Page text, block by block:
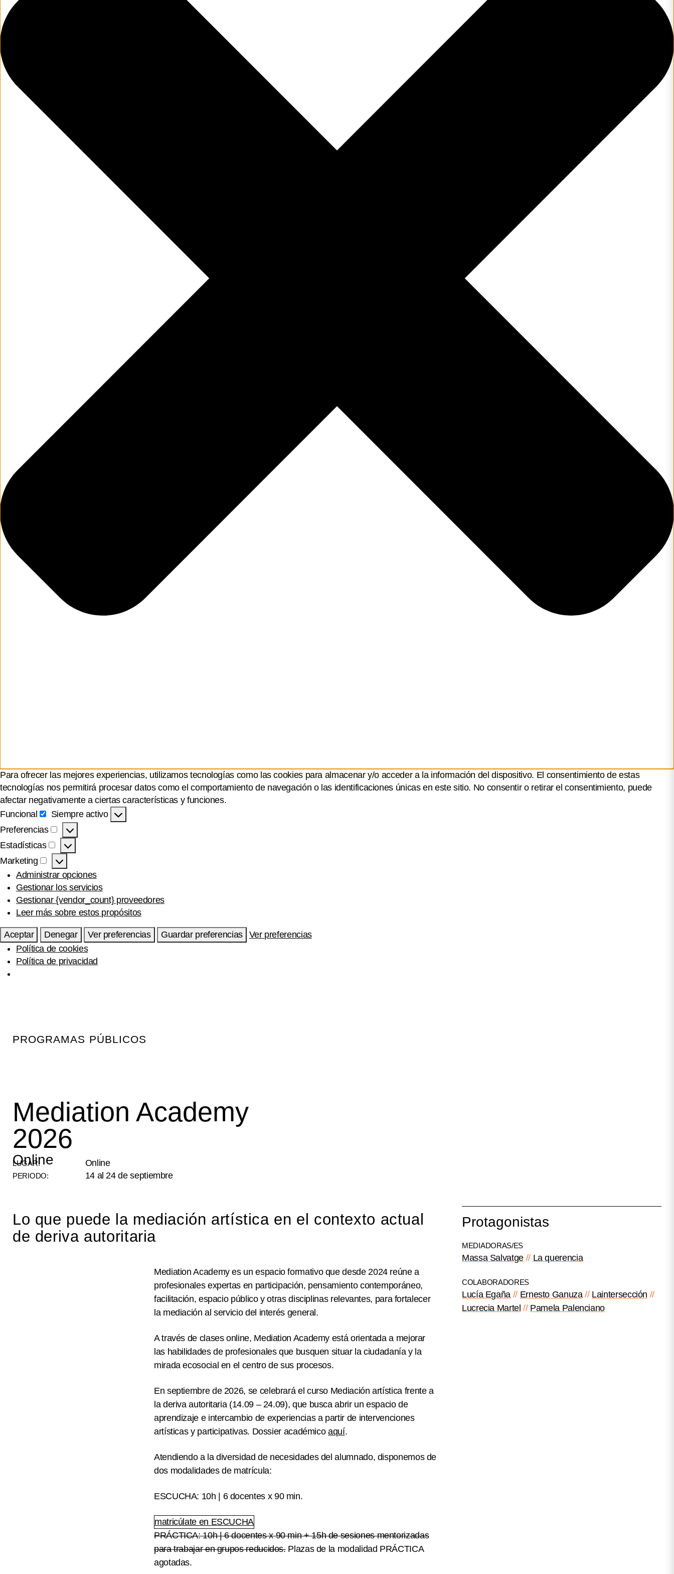
Para ofrecer las mejores experiencias, utilizamos tecnologías como las cookies para almacenar y/o acceder a la información del dispositivo. El consentimiento de estas
tecnologías nos permitirá procesar datos como el comportamiento de navegación o las identificaciones únicas en este sitio. No consentir o retirar el consentimiento, puede
afectar negativamente a ciertas características y funciones.
Funcional
Funcional
Siempre activo
Preferencias
Preferencias
Estadísticas
Estadísticas
Marketing
Marketing
Administrar opciones
Gestionar los servicios
Gestionar {vendor_count} proveedores
Leer más sobre estos propósitos
Aceptar Denegar Ver preferencias Guardar preferencias
Ver preferencias
Política de cookies
Política de privacidad
PROGRAMAS PÚBLICOS
Mediation Academy
2026
Online
LUGAR: Online
PERIODO: 14 al 24 de septiembre
Lo que puede la mediación artística en el contexto actual
de deriva autoritaria
Mediation Academy es un espacio formativo que desde 2024 reúne a
profesionales expertas en participación, pensamiento contemporáneo,
facilitación, espacio público y otras disciplinas relevantes, para fortalecer
la mediación al servicio del interés general.
A través de clases online, Mediation Academy está orientada a mejorar
las habilidades de profesionales que busquen situar la ciudadanía y la
mirada ecosocial en el centro de sus procesos.
En septiembre de 2026, se celebrará el curso Mediación artística frente a
la deriva autoritaria(14.09 – 24.09), que busca abrir un espacio de
aprendizaje e intercambio de experiencias a partir de intervenciones
artísticas y participativas. Dossier académicoaquí.
Atendiendo a la diversidad de necesidades del alumnado, disponemos de
dos modalidades de matrícula:
ESCUCHA: 10h | 6 docentes x 90 min.
matricúlate en ESCUCHA
PRÁCTICA: 10h | 6 docentes x 90 min + 15h de sesiones mentorizadas
para trabajar en grupos reducidos.Plazas de la modalidad PRÁCTICA
agotadas.
Protagonistas
MEDIADORAS/ES
Massa Salvatge La querencia
COLABORADORES
Lucía Egaña Ernesto Ganuza
Laintersección
Lucrecia Martel
Pamela Palenciano